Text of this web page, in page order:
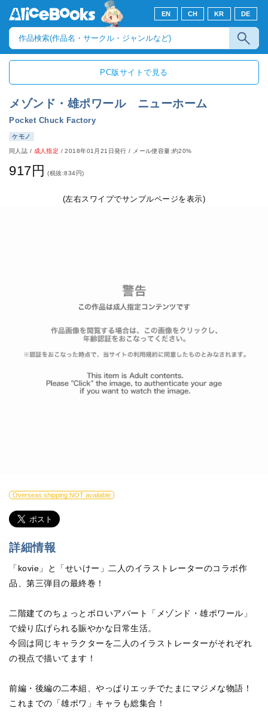
EN CH KR DE
PC版サイトで見る
メゾンド・雄ポワール ニューホーム
Pocket Chuck Factory
ケモノ
同人誌 / 成人指定 /2018年01月21日発行 / メール便容量:約20%
917円 (税抜:834円)
(左右スワイプでサンプルページを表示)
Overseas shipping NOT available
詳細情報
「kovie」と「せいけー」二人のイラストレーターのコラボ作
品、第三弾目の最終巻！
二階建てのちょっとボロいアパート「メゾンド・雄ポワール」
で繰り広げられる賑やかな日常生活。
今回は同じキャラクターを二人のイラストレーターがそれぞれ
の視点で描いてます！
前編・後編の二本組、やっぱりエッチでたまにマジメな物語！
これまでの「雄ポワ」キャラも総集合！